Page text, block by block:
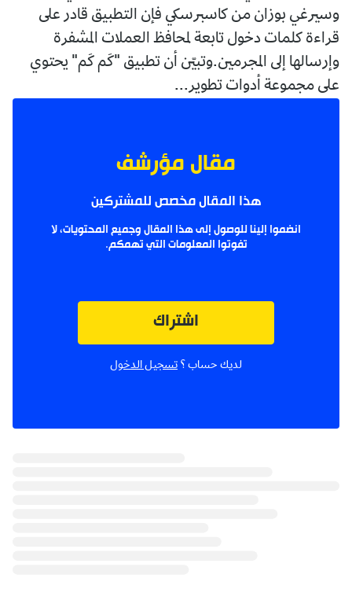
وسيرغي بوزان من كاسبرسكي فإن التطبيق قادر على
قراءة كلمات دخول تابعة لمحافظ العملات المشفرة
وإرسالها إلى المجرمين.وتبيّن أن تطبيق "كَم كَم" يحتوي
على مجموعة أدوات تطوير...
مقال مؤرشف
هذا المقال مخصص للمشتركين
انضموا إلينا للوصول إلى هذا المقال وجميع المحتويات، لا
تفوتوا المعلومات التي تهمكم.
اشتراك
لديك حساب ؟ تسجيل الدخول